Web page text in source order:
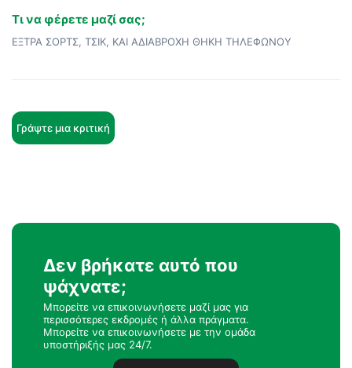
Τι να φέρετε μαζί σας;
ΕΞΤΡΑ ΣΟΡΤΣ, ΤΣΙΚ, ΚΑΙ ΑΔΙΑΒΡΟΧΗ ΘΗΚΗ ΤΗΛΕΦΩΝΟΥ
Γράψτε μια κριτική
Δεν βρήκατε αυτό που
ψάχνατε;
Μπορείτε να επικοινωνήσετε μαζί μας για
περισσότερες εκδρομές ή άλλα πράγματα.
Μπορείτε να επικοινωνήσετε με την ομάδα
υποστήριξής μας 24/7.